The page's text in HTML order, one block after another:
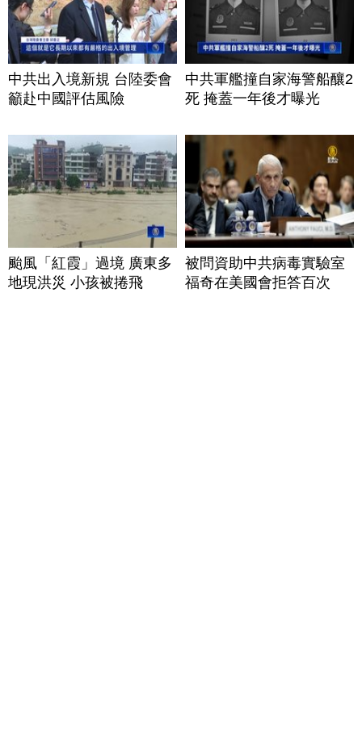
中共出入境新規 台陸委會
籲赴中國評估風險
中共軍艦撞自家海警船釀2
死 掩蓋一年後才曝光
颱風「紅霞」過境 廣東多
地現洪災 小孩被捲飛
被問資助中共病毒實驗室
福奇在美國會拒答百次